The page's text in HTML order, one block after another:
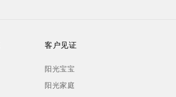
客户见证
阳光宝宝
阳光家庭